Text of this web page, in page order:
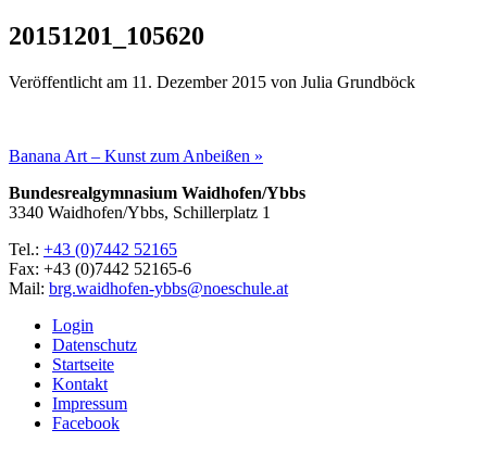
20151201_105620
Veröffentlicht am 11. Dezember 2015 von Julia Grundböck
Banana Art – Kunst zum Anbeißen »
Bundesrealgymnasium Waidhofen/Ybbs
3340 Waidhofen/Ybbs, Schillerplatz 1
Tel.: +43 (0)7442 52165
Fax: +43 (0)7442 52165-6
Mail: brg.waidhofen-ybbs@noeschule.at
Login
Datenschutz
Startseite
Kontakt
Impressum
Facebook